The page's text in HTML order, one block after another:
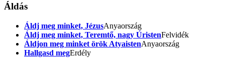
Áldás
Áldj meg minket, JézusAnyaország
Áldj meg minket, Teremtő, nagy ÚristenFelvidék
Áldjon meg minket örök AtyaistenAnyaország
Hallgasd megErdély